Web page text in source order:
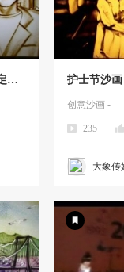
制
请
护士节沙
创意沙画 -
235
大象传